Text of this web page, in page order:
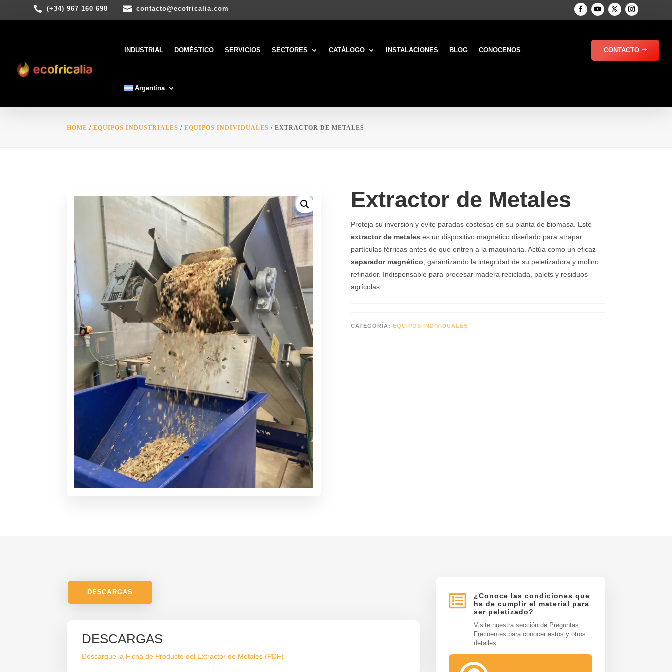
 (+34) 967 160 698  contacto@ecofricalia.com
INDUSTRIAL DOMÉSTICO SERVICIOS SECTORES CATÁLOGO INSTALACIONES BLOG CONOCENOS
Argentina
CONTACTO
HOME /EQUIPOS INDUSTRIALES /EQUIPOS INDIVIDUALES / EXTRACTOR DE METALES
Extractor de Metales
Proteja su inversión y evite paradas costosas en su planta de biomasa. Este
extractor de metales es un dispositivo magnético diseñado para atrapar
partículas férricas antes de que entren a la maquinaria. Actúa como un eficaz
separador magnético , garantizando la integridad de su peletizadora y molino
refinador. Indispensable para procesar madera reciclada, palets y residuos
agrícolas.
CATEGORÍA: EQUIPOS INDIVIDUALES
DESCARGAS
DESCARGAS
Descargue la Ficha de Producto del Extractor de Metales (PDF)

¿Conoce las condiciones que
ha de cumplir el material para
ser peletizado?
Visite nuestra sección de Preguntas
Frecuentes para conocer estos y otros
detalles